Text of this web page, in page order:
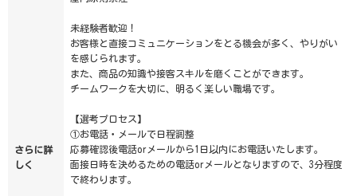
さらに詳
しく
未経験者歓迎！
お客様と直接コミュニケーションをとる機会が多く、やりがい
を感じられます。
また、商品の知識や接客スキルを磨くことができます。
チームワークを大切に、明るく楽しい職場です。
【選考プロセス】
①お電話・メールで日程調整
応募確認後電話orメールから1日以内にお電話いたします。
面接日時を決めるための電話orメールとなりますので、3分程度
で終わります。